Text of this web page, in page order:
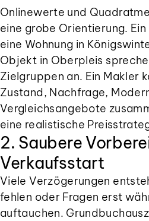
Onlinewerte und
eine grobe Orientierung.
eine Wohnung in
Objekt in Oberpleis
Zielgruppen an. Ein Makler
Zustand, Nachfrage,
Vergleichsangebote
eine realistische
2. Saubere
Verkaufsstart
Viele Verzögerungen
fehlen oder Fragen erst
auftauchen.